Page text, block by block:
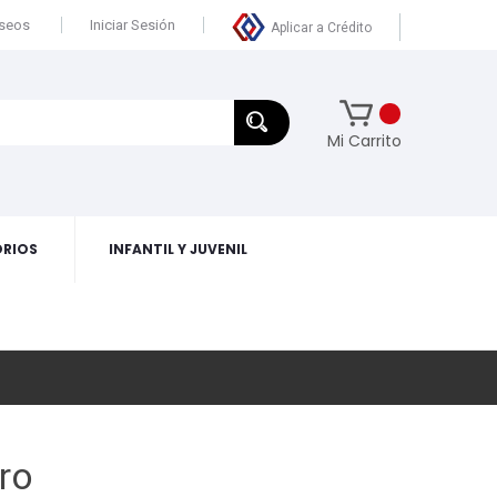
Aplicar a Crédito
Iniciar Sesión
Mi Carrito
INFANTIL Y JUVENIL